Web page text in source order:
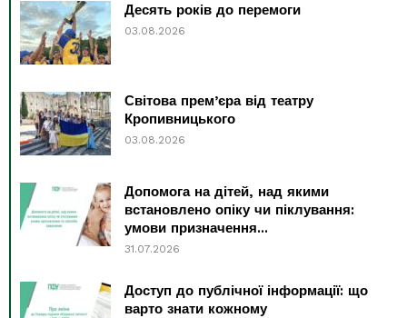
Десять років до перемоги
03.08.2026
Світова прем’єра від театру
Кропивницького
03.08.2026
Допомога на дітей, над якими
встановлено опіку чи піклування:
умови призначення...
31.07.2026
Доступ до публічної інформації: що
варто знати кожному